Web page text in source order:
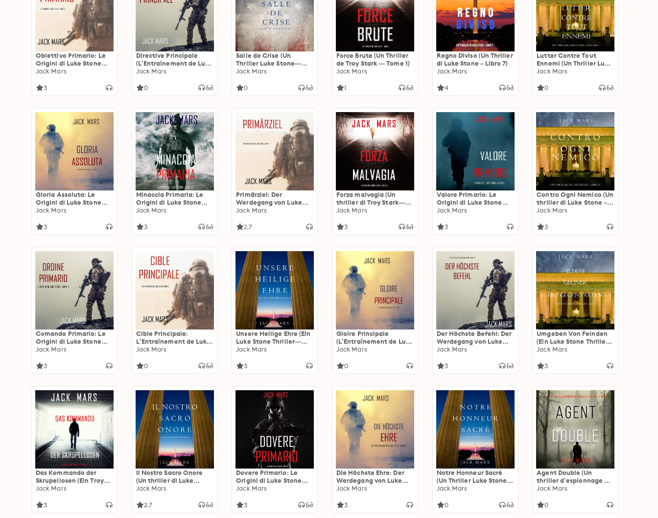
Obiettivo Primario: Le
Origini di Luke Stone—
Libro #1 (un Action
Jack Mars
3
Directive Principale
(L’Entraînement de Luke
Stone, tome 2)
Jack Mars
0
Salle de Crise (Un
Thriller Luke Stone—
Volume 3)
Jack Mars
0
Force Brute (Un Thriller
de Troy Stark — Tome 1)
Jack Mars
1
Regno Diviso (Un Thriller
di Luke Stone – Libro 7)
Jack Mars
4
Lutter Contre Tout
Ennemi (Un Thriller Luke
Stone—Volume 4)
Jack Mars
0
Gloria Assoluta: Le
Origini di Luke Stone—
Libro #4 (un Action
Jack Mars
3
Minaccia Primaria: Le
Origini di Luke Stone—
Libro #3 (un Action
Jack Mars
3
Primärziel: Der
Werdegang von Luke
Stone—Buch #1 (ein
Jack Mars
2.7
Forza malvagia (Un
thriller di Troy Stark—
Libro #1)
Jack Mars
3
Valore Primario: Le
Origini di Luke Stone—
Libro #5 (un Action
Jack Mars
3
Contro Ogni Nemico (Un
thriller di Luke Stone –
Libro 4)
Jack Mars
3
Comando Primario: Le
Origini di Luke Stone—
Libro #2 (un Action
Jack Mars
3
Cible Principale:
L’Entraînement de Luke
Stone, tome 1 (thriller
Jack Mars
0
Unsere Heilige Ehre (Ein
Luke Stone Thriller—
Buch 6)
Jack Mars
3
Gloire Principale
(L’Entraînement de Luke
Stone, tome 4)
Jack Mars
0
Der Höchste Befehl: Der
Werdegang von Luke
Stone – Buch 2 (ein
Jack Mars
3
Umgeben Von Feinden
(Ein Luke Stone Thriller
—Buch 4)
Jack Mars
3
Das Kommando der
Skrupellosen (Ein Troy
Stark Thriller – Buch #2)
Jack Mars
3
Il Nostro Sacro Onore
(Un thriller di Luke
Stone – Libro 6)
Jack Mars
2.7
Dovere Primario: Le
Origini di Luke Stone—
Libro #6 (un Action
Jack Mars
3
Die Höchste Ehre: Der
Werdegang von Luke
Stone – Buch 4 (ein
Jack Mars
3
Notre Honneur Sacré
(Un Thriller Luke Stone—
Volume 6)
Jack Mars
0
Agent Double (Un
thriller d’espionnage de
Tyler Wolf — Tome 1)
Jack Mars
0